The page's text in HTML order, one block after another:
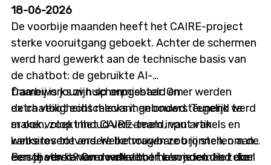
Tijdstip: 12u00 tot 12u45 Locatie: online
18-06-2026
De voorbije maanden heeft het CAIRE-project
sterke vooruitgang geboekt. Achter de schermen
werd hard gewerkt aan de technische basis van
de chatbot: de gebruikte AI-
frameworks zijn scherpgesteld en er werden
extra veiligheidschecks ingebouwd. Tegelijk werd
er ook volop inhoud verzameld, van artikels en
websites tot andere betrouwbare bronnen, om de
eerste versie van de chatbot te voeden. Het doel
Daarbij is jouw hulp onmisbaar. Om
de chatbot echt relevant en ondersteunend te
maken, zoekt het CAIRE-team input van
kankeroverlevers. Welke vragen zou jij stellen aan
een chatbot? Over welke thema’s moet die zeker
Ben jij een kankeroverlever, of ken je iemand die